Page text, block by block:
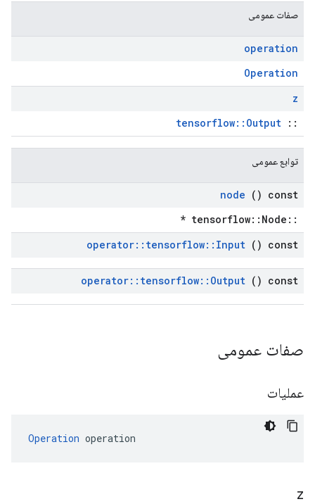
صفات عمومی
operation
Operation
z
::
tensorflow::Output
توابع عمومی
node () const
::tensorflow::Node *
operator:: tensorflow:: Input () const
operator:: tensorflow:: Output () const
صفات عمومی
عملیات
Operation operation
z